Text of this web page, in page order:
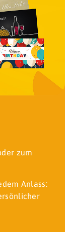
zum
Anlass: